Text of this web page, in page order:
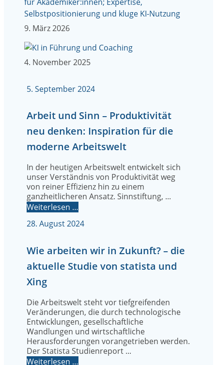
9. März 2026
4. November 2025
5. September 2024
Arbeit und Sinn – Produktivität
neu denken: Inspiration für die
moderne Arbeitswelt
In der heutigen Arbeitswelt entwickelt sich
unser Verständnis von Produktivität weg
von reiner Effizienz hin zu einem
ganzheitlicheren Ansatz. Sinnstiftung, ...
Weiterlesen …
28. August 2024
Wie arbeiten wir in Zukunft? – die
aktuelle Studie von statista und
Xing
Die Arbeitswelt steht vor tiefgreifenden
Veränderungen, die durch technologische
Entwicklungen, gesellschaftliche
Wandlungen und wirtschaftliche
Herausforderungen vorangetrieben werden.
Der Statista Studienreport ...
Weiterlesen …